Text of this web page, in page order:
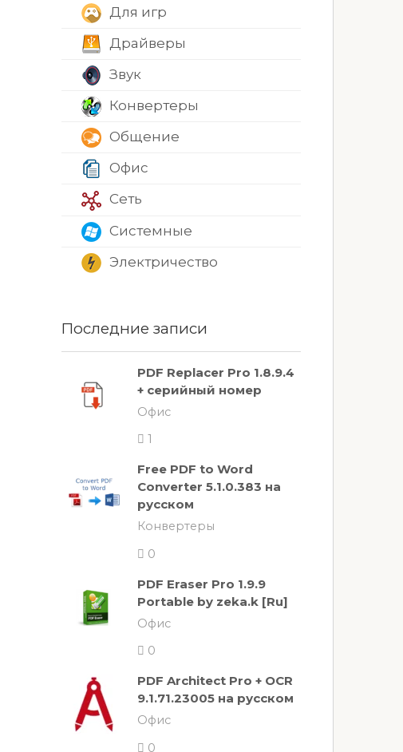
Для игр
Драйверы
Звук
Конвертеры
Общение
Офис
Сеть
Системные
Электричество
Последние записи
PDF Replacer Pro 1.8.9.4
+ серийный номер
Офис
1
Free PDF to Word
Converter 5.1.0.383 на
русском
Конвертеры
0
PDF Eraser Pro 1.9.9
Portable by zeka.k [Ru]
Офис
0
PDF Architect Pro + OCR
9.1.71.23005 на русском
Офис
0